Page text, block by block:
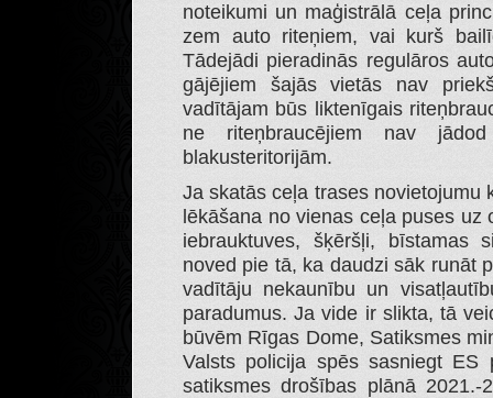
noteikumi un maģistrālā ceļa
zem auto riteņiem, vai kurš
Tādejādi pieradinās regulāros
gājējiem šajās vietās nav
vadītājam būs liktenīgais
ne riteņbraucējiem nav
blakusteritorijām.
Ja skatās ceļa trases novietojumu
lēkāšana no vienas ceļa puses
iebrauktuves, šķēršļi, bīstamas
noved pie tā, ka daudzi sāk runāt
vadītāju nekaunību un
paradumus. Ja vide ir slikta, tā
būvēm Rīgas Dome, Satiksmes
Valsts policija spēs sasniegt ES
satiksmes drošības plānā